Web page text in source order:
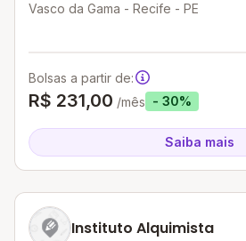
Vasco da Gama - Recife - PE
Bolsas a partir de:
R$ 231,00 /mês - 30%
Saiba mais
Instituto Alquimista